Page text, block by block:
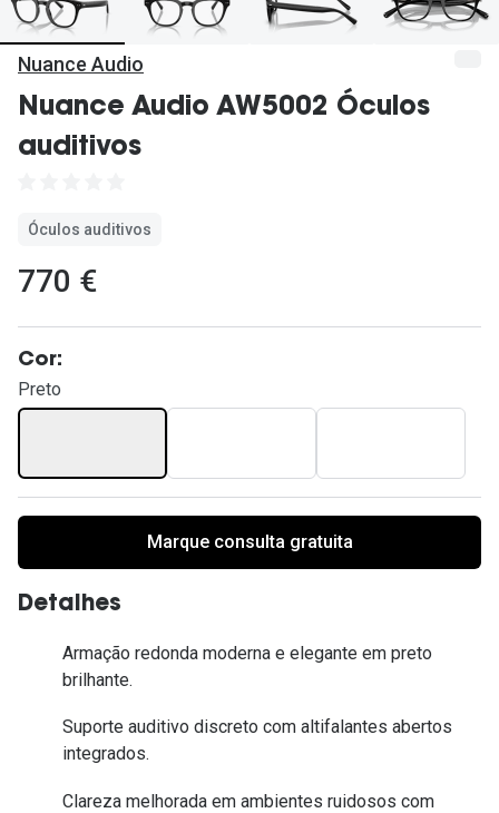
Inês
Nuance Audio
Nuance Audio AW5002 Óculos
auditivos
Óculos auditivos
770 €
Cor:
Preto
Marque consulta gratuita
Detalhes
Armação redonda moderna e elegante em preto
brilhante.
Suporte auditivo discreto com altifalantes abertos
integrados.
Clareza melhorada em ambientes ruidosos com